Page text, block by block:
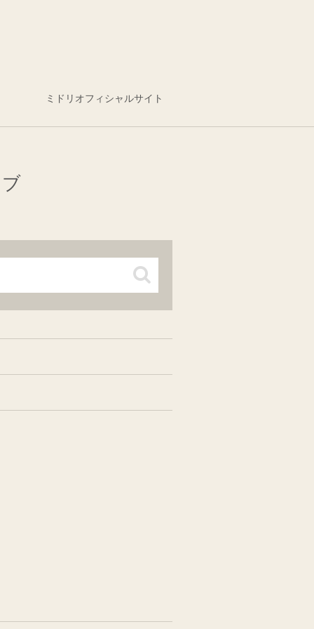
ミドリオフィシャルサイト
ブ